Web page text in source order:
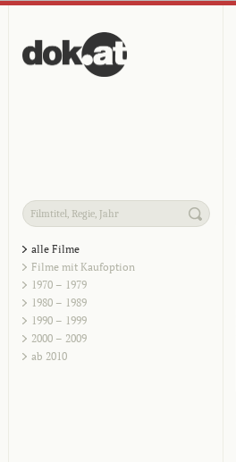
alle Filme
Filme mit Kaufoption
1970 – 1979
1980 – 1989
1990 – 1999
2000 – 2009
ab 2010